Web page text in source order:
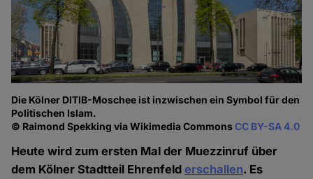
Die Kölner DITIB-Moschee ist inzwischen ein Symbol für den
Politischen Islam.
© Raimond Spekking via Wikimedia CommonsCC BY-SA 4.0
Heute wird zum ersten Mal der Muezzinruf über
dem Kölner Stadtteil Ehrenfelderschallen. Es